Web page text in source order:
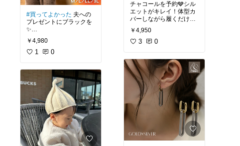
#買ってよかった 夫への
プレゼントにブラックを
✨
軽くてめちゃ暖かいと喜
んでくれて、たくさん着
てる😁
く程よいゆとりもあって
良かった🙌
￥4,980
1 0
チャコールを予約🩶シル
エットがキレイ！体型カ
バーしながら履くだけで
今っぽいスタイル完成🙌
￥4,950
3 0